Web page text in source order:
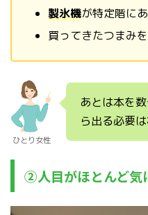
製氷機が特定階に
買ってきたつまみ
ひとり女性
あとは本を
ら出る必要
②人目がほとんど気